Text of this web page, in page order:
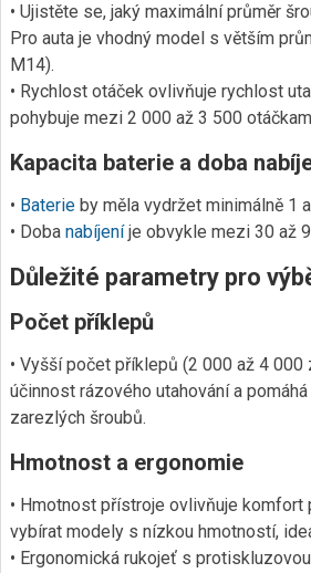
• Ujistěte se, jaký maximální průměr
Pro auta je vhodný model s větším
M14).
• Rychlost otáček ovlivňuje rychlost
pohybuje mezi 2 000 až 3 500
Kapacita baterie a doba
• Baterie by měla vydržet minimálně 1
• Doba nabíjeníje obvykle mezi 30 až
Důležité parametry pro
Počet příklepů
• Vyšší počet příklepů (2 000 až 4 000
účinnost rázového utahování a
zarezlých šroubů.
Hmotnost a ergonomie
• Hmotnost přístroje ovlivňuje komfort
vybírat modely s nízkou hmotností,
• Ergonomická rukojeť s